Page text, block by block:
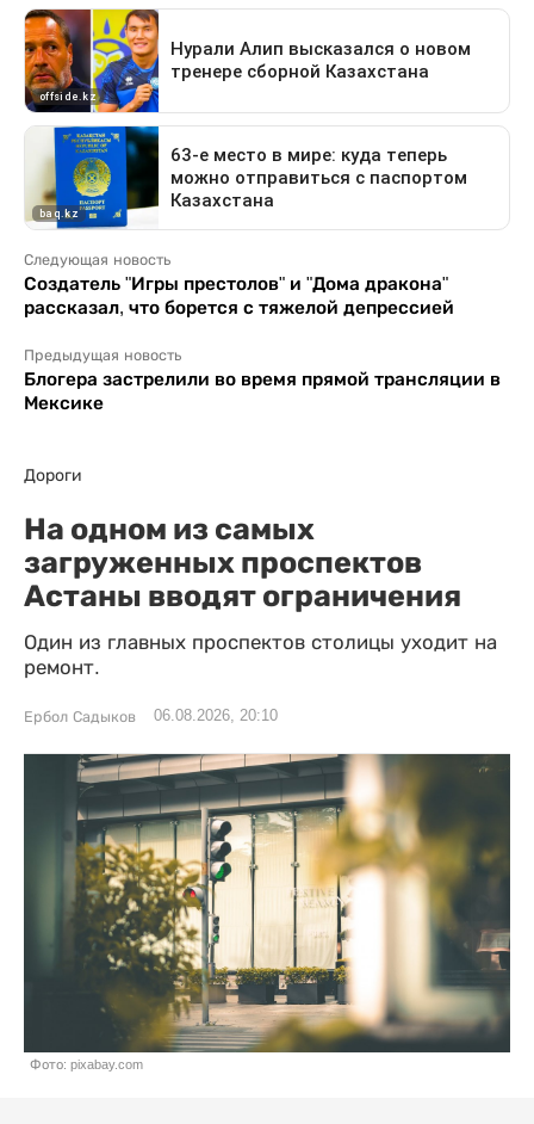
Следующая новость
Создатель "Игры престолов" и "Дома дракона"
рассказал, что борется с тяжелой депрессией
Предыдущая новость
Блогера застрелили во время прямой трансляции в
Мексике
Дороги
На одном из самых
загруженных проспектов
Астаны вводят ограничения
Один из главных проспектов столицы уходит на
ремонт.
Ербол Садыков 06.08.2026, 20:10
Фото: pixabay.com